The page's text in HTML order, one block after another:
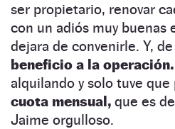
ser propietario, renovar
con un adiós muy buenas
dejara de convenirle. Y,
beneficio a la operación.
alquilando y solo tuve
cuota mensual, que es
Jaime orgulloso.